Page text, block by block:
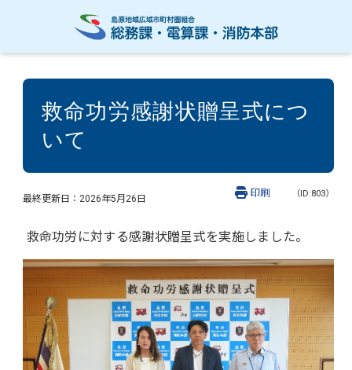
救命功労感謝状贈呈式につ
いて
最終更新日： 2026年5月26日 （ID:803）
印刷
救命功労に対する感謝状贈呈式を実施しました。